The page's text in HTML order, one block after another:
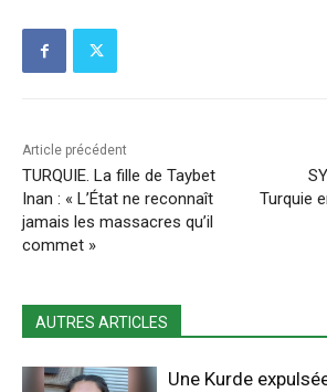
Article précédent
TURQUIE. La fille de Taybet
Inan : « L’État ne reconnaît
jamais les massacres qu’il
commet »
Turquie
AUTRES ARTICLES
Une Kurde